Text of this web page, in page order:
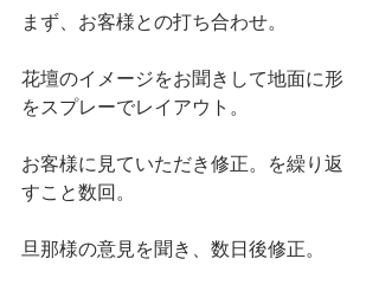
まず、お客様との打ち合わせ。
花壇のイメージをお聞きして地面に形
をスプレーでレイアウト。
お客様に見ていただき修正。を繰り返
すこと数回。
旦那様の意見を聞き、数日後修正。